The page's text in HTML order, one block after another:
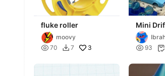
fluke roller
moovy
 70  7 3
Mini
marble
 93 